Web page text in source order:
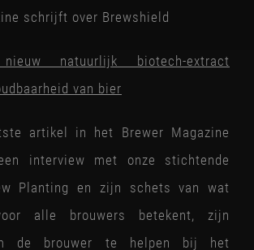
schrijft over Brewshield
nieuw natuurlijk biotech-extract
van bier
artikel in het Brewer Magazine
interview met onze stichtende
Planting en zijn schets van wat
alle brouwers betekent, zijn
de brouwer te helpen bij het